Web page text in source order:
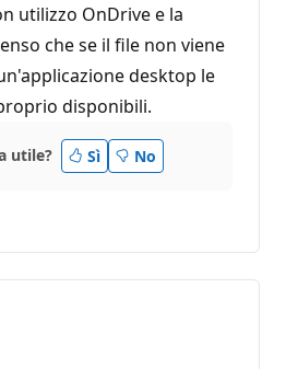
utilizzo OnDrive e la
che se il file non viene
desktop le
disponibili.
utile? Sì No